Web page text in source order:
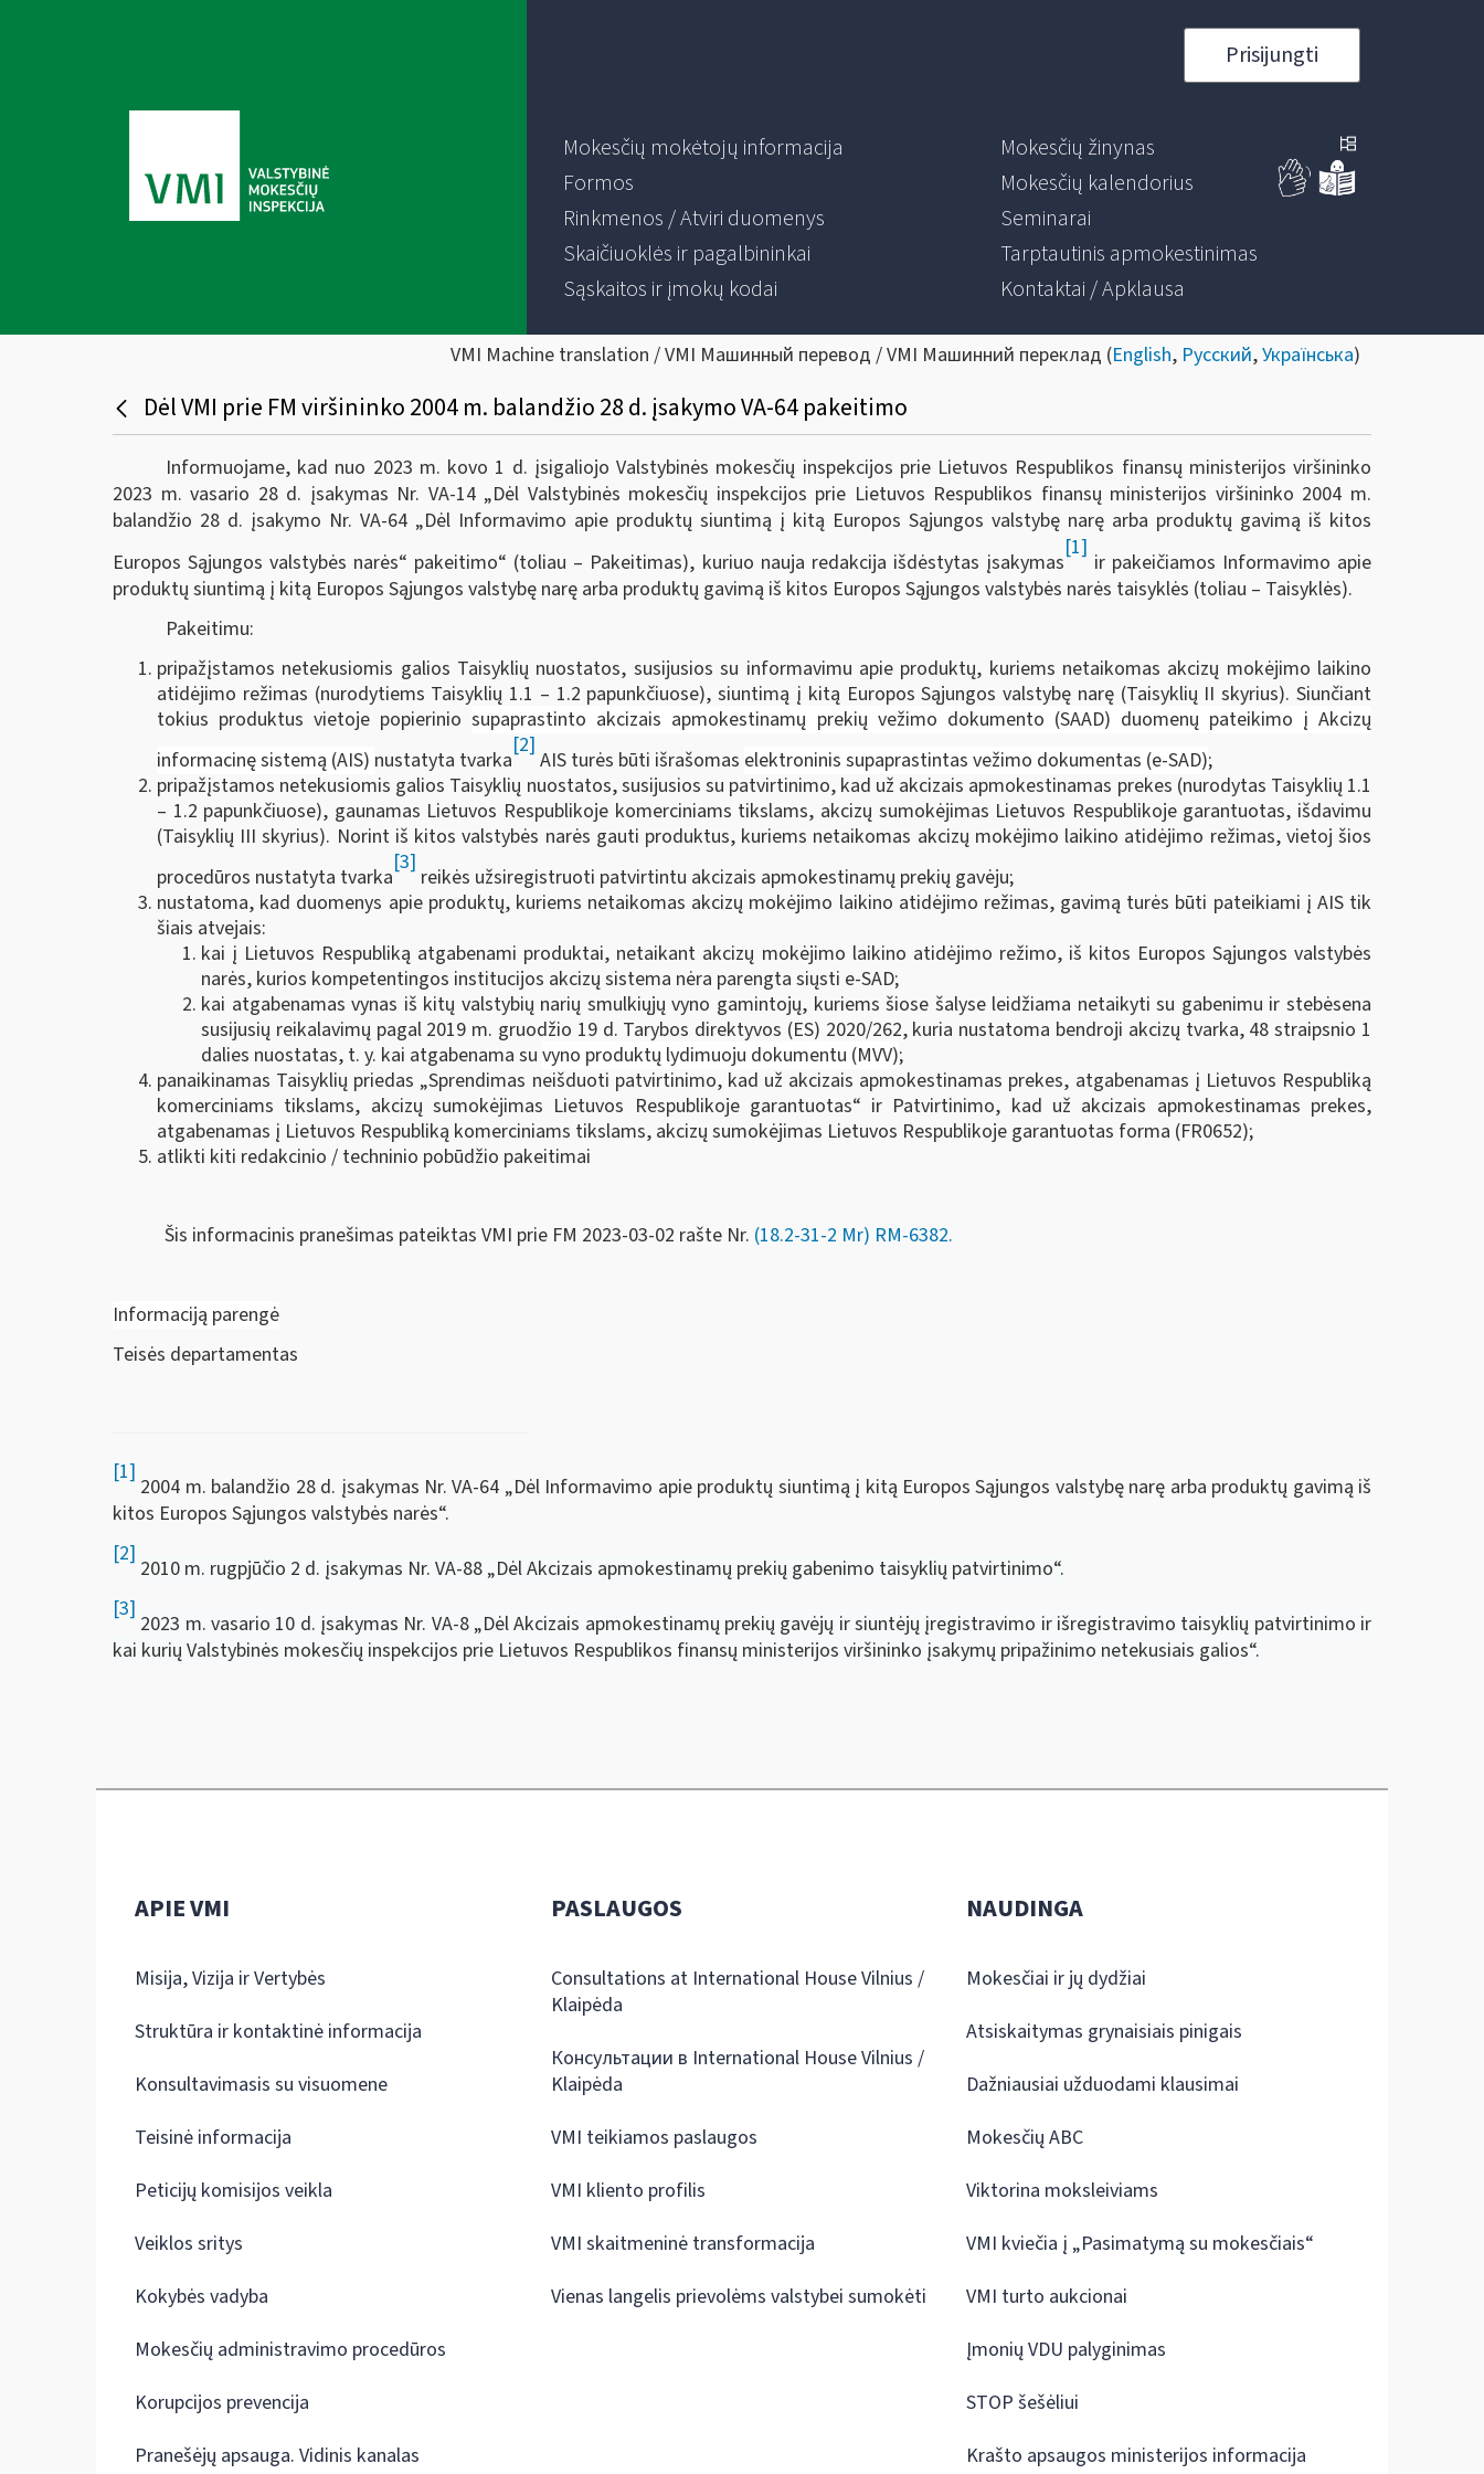
Prisijungti
Mokesčių mokėtojų informacija
Formos
Rinkmenos / Atviri duomenys
Skaičiuoklės ir pagalbininkai
Sąskaitos ir įmokų kodai
Mokesčių žinynas
Mokesčių kalendorius
Seminarai
Tarptautinis apmokestinimas
Kontaktai / Apklausa
VMI Machine translation / VMI Машинный перевод / VMI Машинний переклад (English, Русский,Українська)
Dėl VMI prie FM viršininko 2004 m. balandžio 28 d. įsakymo VA-64 pakeitimo
Informuojame, kad nuo 2023 m. kovo 1 d. įsigaliojo Valstybinės mokesčių inspekcijos prie Lietuvos Respublikos finansų ministerijos viršininko
2023 m. vasario 28 d. įsakymas Nr. VA-14 „Dėl Valstybinės mokesčių inspekcijos prie Lietuvos Respublikos finansų ministerijos viršininko 2004 m.
balandžio 28 d. įsakymo Nr. VA-64 „Dėl Informavimo apie produktų siuntimą į kitą Europos Sąjungos valstybę narę arba produktų gavimą iš kitos
Europos Sąjungos valstybės narės“ pakeitimo“ (toliau – Pakeitimas), kuriuo nauja redakcija išdėstytas įsakymas
[1]
ir pakeičiamos Informavimo apie
produktų siuntimą į kitą Europos Sąjungos valstybę narę arba produktų gavimą iš kitos Europos Sąjungos valstybės narės taisyklės (toliau – Taisyklės).
Pakeitimu:
pripažįstamos netekusiomis galios Taisyklių nuostatos, susijusios su informavimu apie produktų, kuriems netaikomas akcizų mokėjimo laikino
atidėjimo režimas (nurodytiems Taisyklių 1.1 – 1.2 papunkčiuose), siuntimą į kitą Europos Sąjungos valstybę narę (Taisyklių II skyrius). Siunčiant
tokius produktus vietoje popieriniosupaprastinto akcizais apmokestinamų prekių vežimo dokumento (SAAD) duomenų pateikimo į Akcizų
informacinę sistemą (AIS) nustatyta tvarka
[2]
AIS turės būti išrašomas elektroninis supaprastintas vežimo dokumentas (e-SAD);
pripažįstamos netekusiomis galios Taisyklių nuostatos, susijusios su patvirtinimo, kad už akcizais apmokestinamas prekes (nurodytas Taisyklių 1.1
– 1.2 papunkčiuose), gaunamas Lietuvos Respublikoje komerciniams tikslams, akcizų sumokėjimas Lietuvos Respublikoje garantuotas, išdavimu
(Taisyklių III skyrius). Norint iš kitos valstybės narės gauti produktus, kuriems netaikomas akcizų mokėjimo laikino atidėjimo režimas, vietoj šios
procedūros nustatyta tvarka
[3]
reikės užsiregistruoti patvirtintu akcizais apmokestinamų prekių gavėju;
nustatoma, kad duomenys apie produktų, kuriems netaikomas akcizų mokėjimo laikino atidėjimo režimas, gavimą turės būti pateikiami į AIS tik
šiais atvejais:
kai į Lietuvos Respubliką atgabenami produktai, netaikant akcizų mokėjimo laikino atidėjimo režimo, iš kitos Europos Sąjungos valstybės
narės, kurios kompetentingos institucijos akcizų sistema nėra parengta siųsti e-SAD;
kai atgabenamas vynas iš kitų valstybių narių smulkiųjų vyno gamintojų, kuriems šiose šalyse leidžiama netaikyti su gabenimu ir stebėsena
susijusių reikalavimų pagal 2019 m. gruodžio 19 d. Tarybos direktyvos (ES) 2020/262, kuria nustatoma bendroji akcizų tvarka, 48 straipsnio 1
dalies nuostatas, t. y. kai atgabenama su vyno produktų lydimuoju dokumentu (MVV);
panaikinamas Taisyklių priedas „Sprendimas neišduoti patvirtinimo, kad už akcizais apmokestinamas prekes, atgabenamas į Lietuvos Respubliką
komerciniams tikslams, akcizų sumokėjimas Lietuvos Respublikoje garantuotas“ ir Patvirtinimo, kad už akcizais apmokestinamas prekes,
atgabenamas į Lietuvos Respubliką komerciniams tikslams, akcizų sumokėjimas Lietuvos Respublikoje garantuotas forma (FR0652);
atlikti kiti redakcinio / techninio pobūdžio pakeitimai
Šis informacinis pranešimas pateiktas VMI prie FM 2023-03-02 rašte Nr. (18.2-31-2 Mr) RM-6382.
Informaciją parengė
Teisės departamentas
[1]
2004 m. balandžio 28 d. įsakymas Nr. VA-64 „Dėl Informavimo apie produktų siuntimą į kitą Europos Sąjungos valstybę narę arba produktų gavimą iš
kitos Europos Sąjungos valstybės narės“.
[2]
2010 m. rugpjūčio 2 d. įsakymas Nr. VA-88 „Dėl Akcizais apmokestinamų prekių gabenimo taisyklių patvirtinimo“.
[3]
2023 m. vasario 10 d. įsakymas Nr. VA-8 „Dėl Akcizais apmokestinamų prekių gavėjų ir siuntėjų įregistravimo ir išregistravimo taisyklių patvirtinimo ir
kai kurių Valstybinės mokesčių inspekcijos prie Lietuvos Respublikos finansų ministerijos viršininko įsakymų pripažinimo netekusiais galios“.
APIE VMI
Misija, Vizija ir Vertybės
Struktūra ir kontaktinė informacija
Konsultavimasis su visuomene
Teisinė informacija
Peticijų komisijos veikla
Veiklos sritys
Kokybės vadyba
Mokesčių administravimo procedūros
Korupcijos prevencija
Pranešėjų apsauga. Vidinis kanalas
PASLAUGOS
Consultations at International House Vilnius /
Klaipėda
Консультации в International House Vilnius /
Klaipėda
VMI teikiamos paslaugos
VMI kliento profilis
VMI skaitmeninė transformacija
Vienas langelis prievolėms valstybei sumokėti
NAUDINGA
Mokesčiai ir jų dydžiai
Atsiskaitymas grynaisiais pinigais
Dažniausiai užduodami klausimai
Mokesčių ABC
Viktorina moksleiviams
VMI kviečia į „Pasimatymą su mokesčiais“
VMI turto aukcionai
Įmonių VDU palyginimas
STOP šešėliui
Krašto apsaugos ministerijos informacija